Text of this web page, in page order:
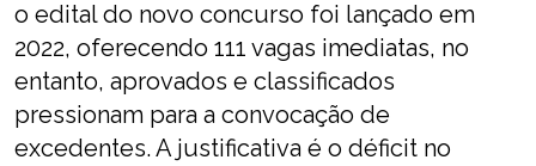
o edital do novo concurso foi lançado em
2022, oferecendo 111 vagas imediatas, no
entanto, aprovados e classificados
pressionam para a convocação de
excedentes. A justificativa é o déficit no